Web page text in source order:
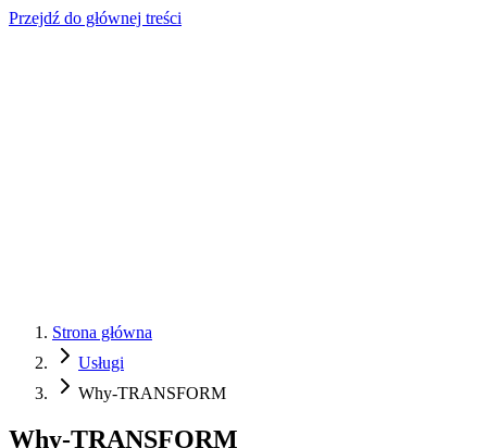
Przejdź do głównej treści
Strona główna
Usługi
Why-TRANSFORM
Why-TRANSFORM